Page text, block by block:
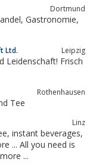
Dortmund
Ltd. Leipzig
Leidenschaft! Frisch
Rothenhausen
Tee
Linz
, More Amore ...